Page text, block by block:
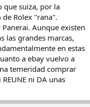
que suiza, por la
Rolex "rana".
Aunque existen
las grandes marcas,
en estas
a ebay vuelvo a
temeridad comprar
ni DA unas